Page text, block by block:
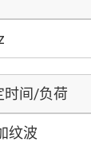
时间/负荷
纹波